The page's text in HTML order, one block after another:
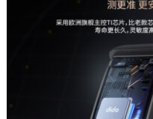
电台のサポト
本のリングー
器です。